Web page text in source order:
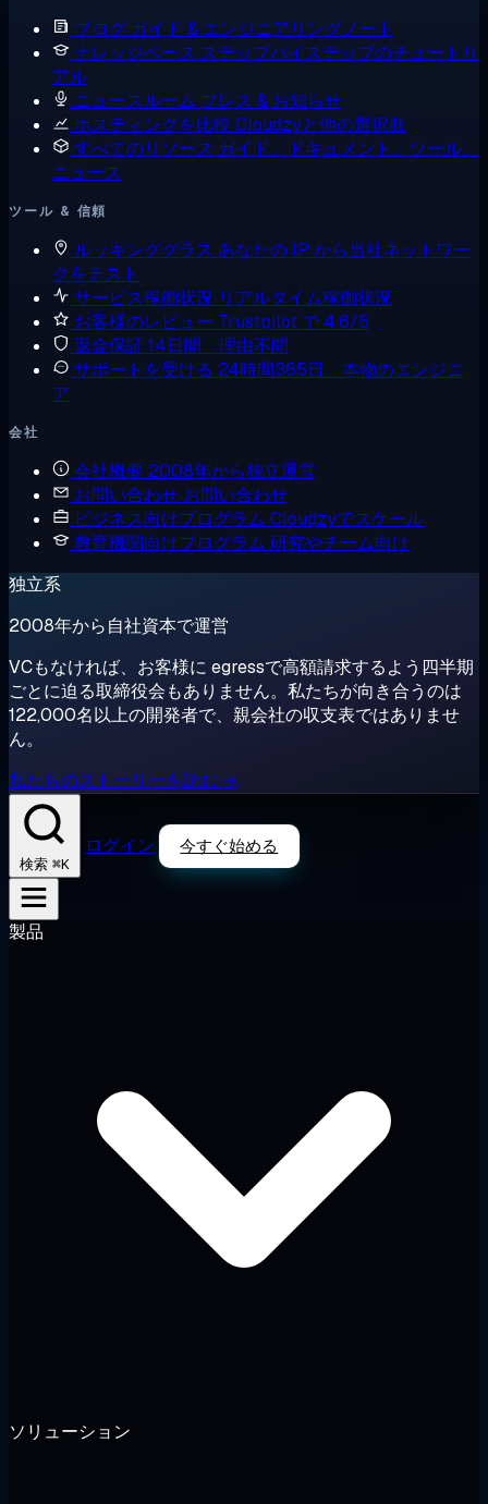
ブログ ガイド & エンジニアリングノート
ナレッジベース ステップバイステップのチュートリ
アル
ニュースルーム プレス & お知らせ
ホスティングを比較 Cloudzyと他の選択肢
すべてのリソース ガイド、ドキュメント、ツール、
ニュース
ツール & 信頼
ルッキンググラス あなたの IP から当社ネットワー
クをテスト
サービス稼働状況 リアルタイム稼働状況
お客様のレビュー Trustpilot で 4.6/5
返金保証 14日間、理由不問
サポートを受ける 24時間365日、本物のエンジニ
ア
会社
会社概要 2008年から独立運営
お問い合わせ お問い合わせ
ビジネス向けプログラム Cloudzyでスケール
教育機関向けプログラム 研究やチーム向け
独立系
2008年から自社資本で運営
VCもなければ、お客様に egressで高額請求するよう四半期
ごとに迫る取締役会もありません。私たちが向き合うのは
122,000名以上の開発者で、親会社の収支表ではありませ
ん。
私たちのストーリーを読む →
検索 ⌘K
ログイン 今すぐ始める
製品
ソリューション